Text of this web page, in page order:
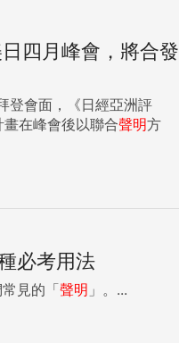
四月峰會，將合發
登會面，《日經亞洲評
在峰會後以聯合聲明方
必考用法
見的「聲明 」。...